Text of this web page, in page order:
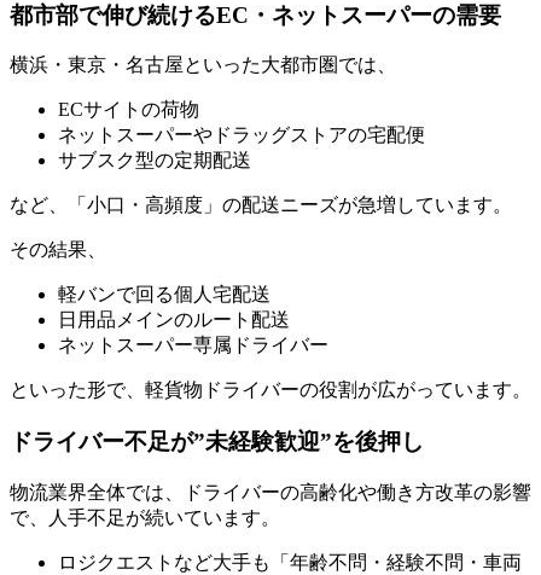
都市部で伸び続けるEC・ネットスーパーの需要
横浜・東京・名古屋といった大都市圏では、
ECサイトの荷物
ネットスーパーやドラッグストアの宅配便
サブスク型の定期配送
など、「小口・高頻度」の配送ニーズが急増しています。
その結果、
軽バンで回る個人宅配送
日用品メインのルート配送
ネットスーパー専属ドライバー
といった形で、軽貨物ドライバーの役割が広がっています。
ドライバー不足が”未経験歓迎”を後押し
物流業界全体では、ドライバーの高齢化や働き方改革の影響
で、人手不足が続いています。
ロジクエストなど大手も「年齢不問・経験不問・車両